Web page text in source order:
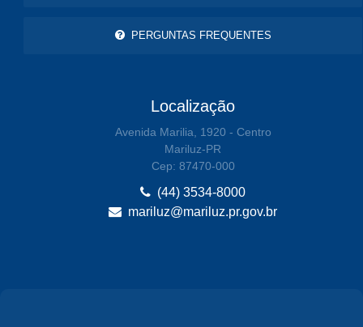
PERGUNTAS FREQUENTES
Localização
Avenida Marilia, 1920 - Centro
Mariluz-PR
Cep: 87470-000
(44) 3534-8000
mariluz@mariluz.pr.gov.br